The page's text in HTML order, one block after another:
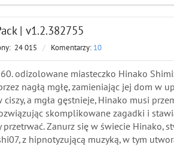
| v1.2.382755
24 015 / Komentarzy: 10
odizolowane miasteczko Hinako
nagłą mgłę, zamieniając jej dom w
ciszy, a mgła gęstnieje, Hinako musi
skomplikowane zagadki i
Zanurz się w świecie Hinako,
z hipnotyzującą muzyką, w tym